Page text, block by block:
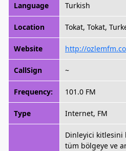
Language Turkish
Location Tokat, Tokat,
Website http://
CallSign ~
Frequency: 101.0 FM
Type Internet, FM
Dinleyici kitlesini
tüm bölgeye ve